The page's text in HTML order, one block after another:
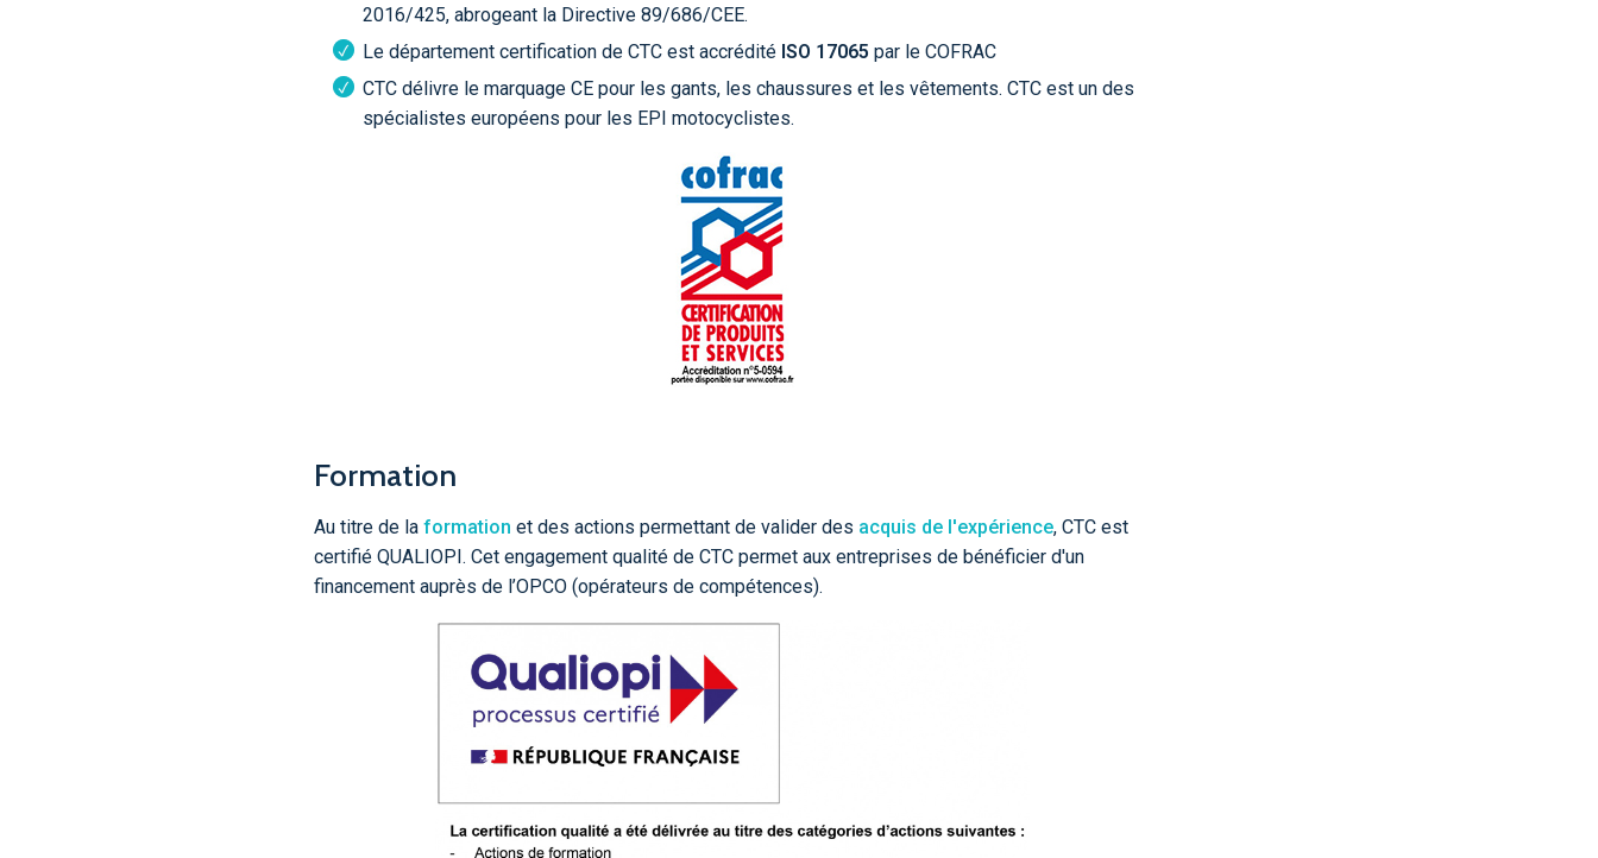
2016/425, abrogeant la Directive 89/686/CEE.
Le département certification de CTC est accrédité ISO 17065 par le COFRAC
CTC délivre le marquage CE pour les gants, les chaussures et les vêtements. CTC est un des
spécialistes européens pour les EPI motocyclistes.
Formation
Au titre de la formation et des actions permettant de valider des acquis de l'expérience, CTC est
certifié QUALIOPI. Cet engagement qualité de CTC permet aux entreprises de bénéficier d'un
financement auprès de l’OPCO (opérateurs de compétences).